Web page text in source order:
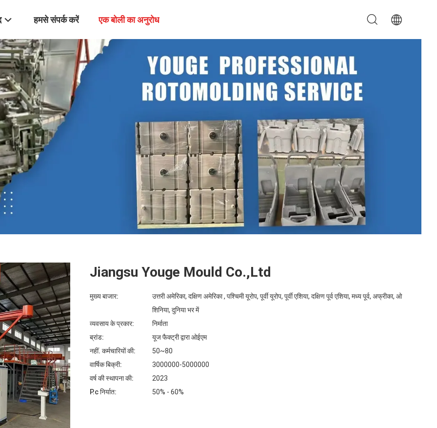
हमसे संपर्क करें एक बोली का अनुरोध
Jiangsu Youge Mould Co.,Ltd
मुख्य बाजार:
उत्तरी अमेरिका, दक्षिण अमेरिका , पश्चिमी यूरोप, पूर्वी यूरोप, पूर्वी एशिया, दक्षिण पूर्व एशिया, मध्य पूर्व, अफ्रीका, ओ
शिनिया, दुनिया भर में
व्यवसाय के प्रकार:
निर्माता
ब्रांड:
यूज फैक्ट्री द्वारा ओईएम
नहीं. कर्मचारियों की:
50~80
वार्षिक बिक्री:
3000000-5000000
वर्ष की स्थापना की:
2023
P.c निर्यात:
50% - 60%